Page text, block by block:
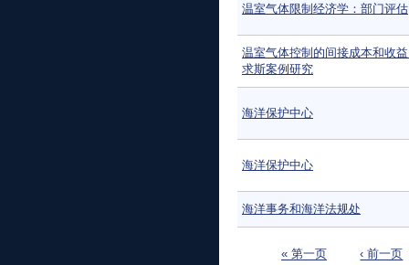
温室气体限制经济学：部门评估
温室气体控制的间接成本和收
求斯案例研究
海洋保护中心
海洋保护中心
海洋事务和海洋法规处
« 第一页 ‹ 前一页